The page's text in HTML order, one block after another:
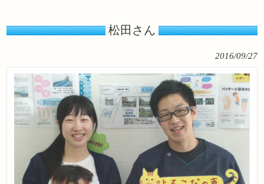
松田さん
2016/09/27